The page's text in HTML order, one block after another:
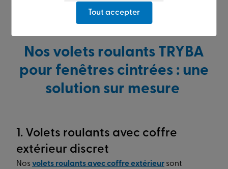
Nos volets roulants TRYBA
pour fenêtres cintrées : une
solution sur mesure
1. Volets roulants avec coffre
extérieur discret
Nos volets roulants avec coffre extérieur sont
Tout accepter